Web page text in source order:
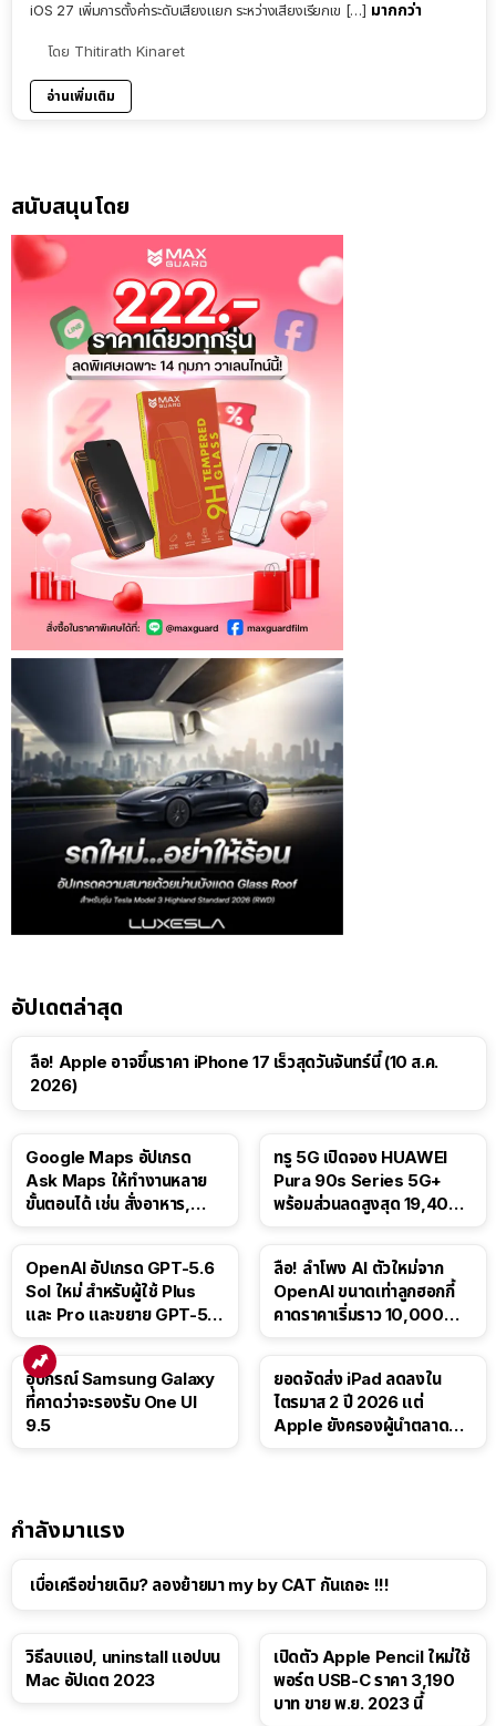
iOS 27 เพิ่มการตั้งค่าระดับเสียงแยก ระหว่างเสียงเรียกเข […] มากกว่า
โดย Thitirath Kinaret
อ่านเพิ่มเติม
สนับสนุนโดย
อัปเดตล่าสุด
ลือ! Apple อาจขึ้นราคา iPhone 17 เร็วสุดวันจันทร์นี้ (10 ส.ค.
2026)
Google Maps อัปเกรด
Ask Maps ให้ทำงานหลาย
ขั้นตอนได้ เช่น สั่งอาหาร,
ทรู 5G เปิดจอง HUAWEI
Pura 90s Series 5G+
พร้อมส่วนลดสูงสุด 19,400
OpenAI อัปเกรด GPT-5.6
Sol ใหม่ สำหรับผู้ใช้ Plus
และ Pro และขยาย GPT-5.6
ลือ! ลำโพง AI ตัวใหม่จาก
OpenAI ขนาดเท่าลูกฮอกกี้
คาดราคาเริ่มราว 10,000
อุปกรณ์ Samsung Galaxy
ที่คาดว่าจะรองรับ One UI
9.5
ยอดจัดส่ง iPad ลดลงใน
ไตรมาส 2 ปี 2026 แต่
Apple ยังครองผู้นำตลาด
กำลังมาแรง
เบื่อเครือข่ายเดิม? ลองย้ายมา my by CAT กันเถอะ !!!
วิธีลบแอป, uninstall แอปบน
Mac อัปเดต 2023
เปิดตัว Apple Pencil ใหม่ใช้
พอร์ต USB-C ราคา 3,190
บาท ขาย พ.ย. 2023 นี้